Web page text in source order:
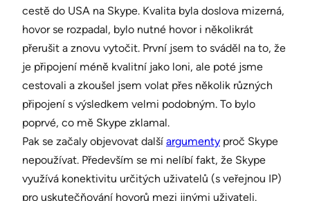
cestě do USA na Skype. Kvalita byla doslova mizerná,
hovor se rozpadal, bylo nutné hovor i několikrát
přerušit a znovu vytočit. První jsem to sváděl na to, že
je připojení méně kvalitní jako loni, ale poté jsme
cestovali a zkoušel jsem volat přes několik různých
připojení s výsledkem velmi podobným. To bylo
poprvé, co mě Skype zklamal.
Pak se začaly objevovat další argumenty proč Skype
nepoužívat. Především se mi nelíbí fakt, že Skype
využívá konektivitu určitých uživatelů (s veřejnou IP)
pro uskutečňování hovorů mezi jinými uživateli.